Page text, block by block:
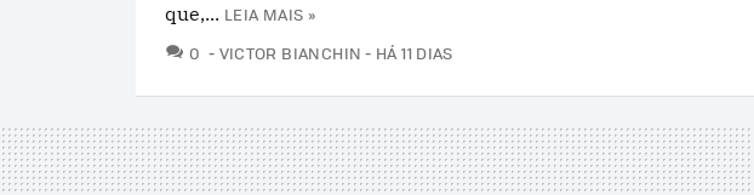
que,... LEIA MAIS »
0 COMENTÁRIOS
VICTOR BIANCHIN HÁ 11 DIAS